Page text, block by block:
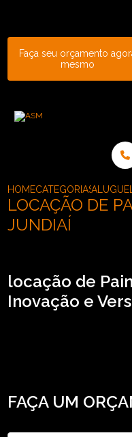
Faça seu orçamento
mesmo
HOMECATEGORIAS
LOCAÇÃO DE
JUNDIAÍ
locação de
Inovação e
FAÇA UM